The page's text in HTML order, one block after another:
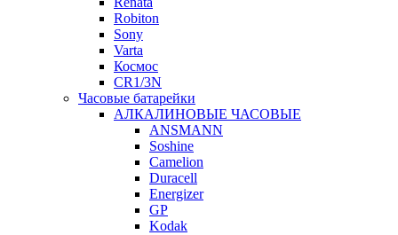
Robiton
Sony
Varta
Космос
CR1/3N
Часовые батарейки
АЛКАЛИНОВЫЕ ЧАСОВЫЕ
ANSMANN
Soshine
Camelion
Duracell
Energizer
GP
Kodak